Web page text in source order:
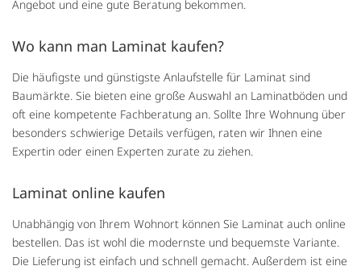
Angebot und eine gute Beratung bekommen.
Wo kann man Laminat kaufen?
Die häufigste und günstigste Anlaufstelle für Laminat sind
Baumärkte. Sie bieten eine große Auswahl an Laminatböden und
oft eine kompetente Fachberatung an. Sollte Ihre Wohnung über
besonders schwierige Details verfügen, raten wir Ihnen eine
Expertin oder einen Experten zurate zu ziehen.
Laminat online kaufen
Unabhängig von Ihrem Wohnort können Sie Laminat auch online
bestellen. Das ist wohl die modernste und bequemste Variante.
Die Lieferung ist einfach und schnell gemacht. Außerdem ist eine